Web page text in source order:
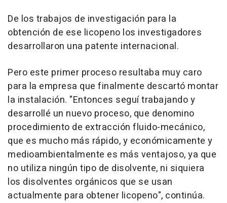
De los trabajos de investigación para la
obtención de ese licopeno los investigadores
desarrollaron una patente internacional.
Pero este primer proceso resultaba muy caro
para la empresa que finalmente descartó montar
la instalación. "Entonces seguí trabajando y
desarrollé un nuevo proceso, que denomino
procedimiento de extracción fluido-mecánico,
que es mucho más rápido, y económicamente y
medioambientalmente es más ventajoso, ya que
no utiliza ningún tipo de disolvente, ni siquiera
los disolventes orgánicos que se usan
actualmente para obtener licopeno", continúa.